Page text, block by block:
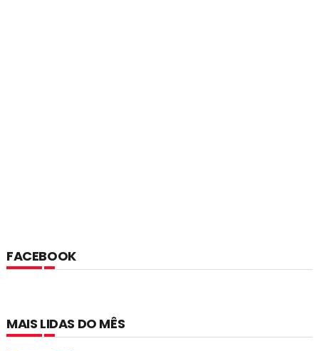
FACEBOOK
MAIS LIDAS DO MÊS